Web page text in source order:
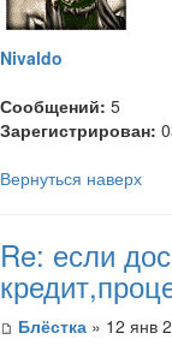
Nivaldo
Сообщений: 5
Зарегистрирован:
Вернуться наверх
Re: если
Блёстка » 12 янв